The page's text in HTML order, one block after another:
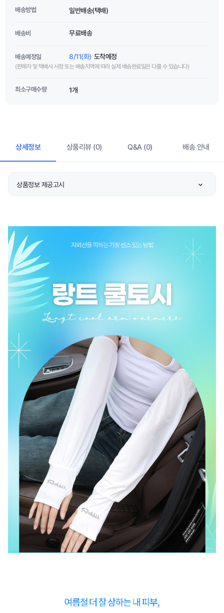
배송방법 일반배송(택배)
배송비 무료배송
배송예정일 8/11(화) 도착예정
(판매자 및 택배사 사정 또는 배송지역에 따라 실제 배송완료일은 다를 수 있습니다)
최소구매수량 1개
상세정보 상품리뷰 (0) Q&A (0) 배송 안내
상품정보 제공고시
소재 상품 상세설명 참조
치수 상품 상세설명 참조
제조자/수입자
제조국 상품 상세설명 참조
취급시 주의사항 상품 상세설명 참조
A/S 책임자와 전화번호 상품 상세설명 참조
주문후 예상 배송기간 상품 상세설명 참조